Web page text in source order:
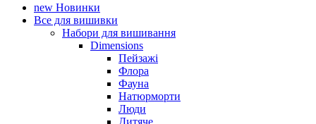
new Новинки
Все для вишивки
Набори для вишивання
Dimensions
Пейзажі
Флора
Фауна
Натюрморти
Люди
Дитяче